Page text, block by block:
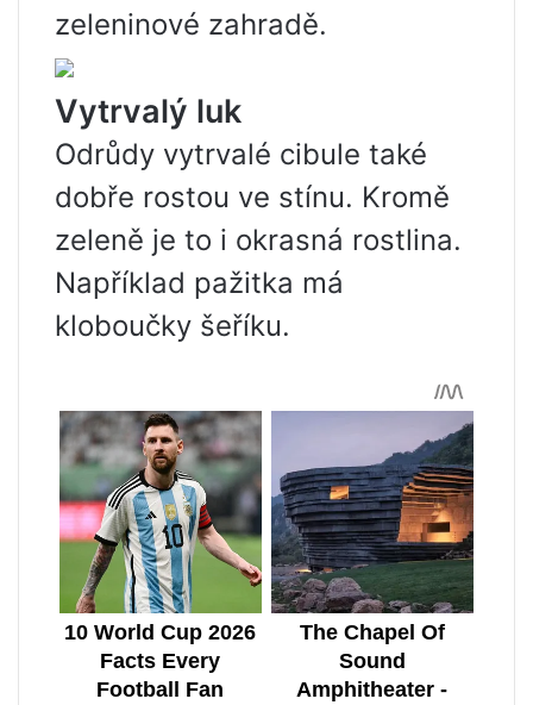
zeleninové zahradě.
Vytrvalý luk
Odrůdy vytrvalé cibule také
dobře rostou ve stínu. Kromě
zeleně je to i okrasná rostlina.
Například pažitka má
kloboučky šeříku.